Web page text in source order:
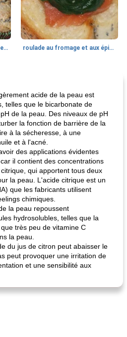
Muffins géants aux carottes et à la banane de Nif roulade au fromage et aux épinards
le méga's jopp joes
acide de la peau est
telles que le bicarbonate de
de la peau. Des niveaux de pH
la fonction de barrière de la
à la sécheresse, à une
et à l'acné.
des applications évidentes
il contient des concentrations
qui apportent tous deux
la peau. L'acide citrique est un
que les fabricants utilisent
chimiques.
la peau repoussent
hydrosolubles, telles que la
très peu de vitamine C
la peau.
du jus de citron peut abaisser le
peut provoquer une irritation de
et une sensibilité aux